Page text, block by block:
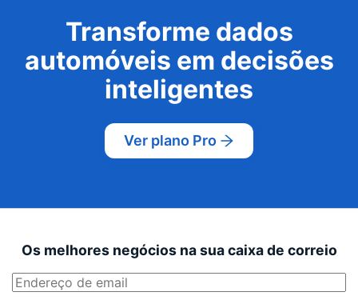
Transforme dados
automóveis em decisões
inteligentes
Ver plano Pro
Os melhores negócios na sua caixa de correio